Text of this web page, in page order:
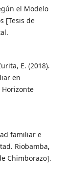
el Modelo
[Tesis de
E. (2018).
en
familiar e
Riobamba,
Chimborazo].